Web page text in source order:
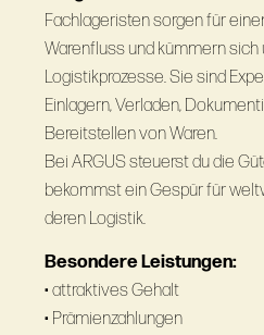
Fachlageristen sorgen für
Warenfluss und kümmern sich
Logistikprozesse. Sie sind
Einlagern, Verladen,
Bereitstellen von Waren.
Bei ARGUS steuerst du die
bekommst ein Gespür für
deren Logistik.
Besondere Leistungen:
• attraktives Gehalt
• Prämienzahlungen